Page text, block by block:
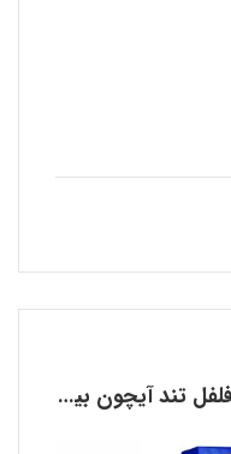
ژل لاغری ضد سلولیت حاوی فلفل تند آیچون بیوتی AICHUN BEAUTY